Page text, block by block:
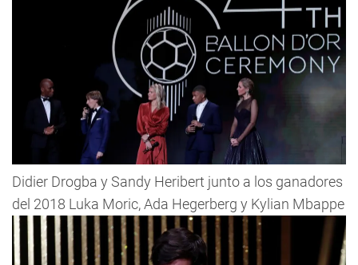
Didier Drogba y Sandy Heribert junto a los ganadores
del 2018 Luka Moric, Ada Hegerberg y Kylian Mbappe